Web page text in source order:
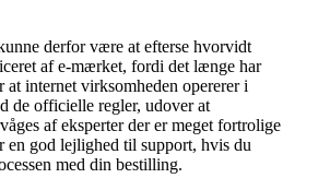
derfor være at efterse hvorvidt
af e-mærket, fordi det længe har
internet virksomheden opererer i
de officielle regler, udover at
af eksperter der er meget fortrolige
en god lejlighed til support, hvis du
med din bestilling.